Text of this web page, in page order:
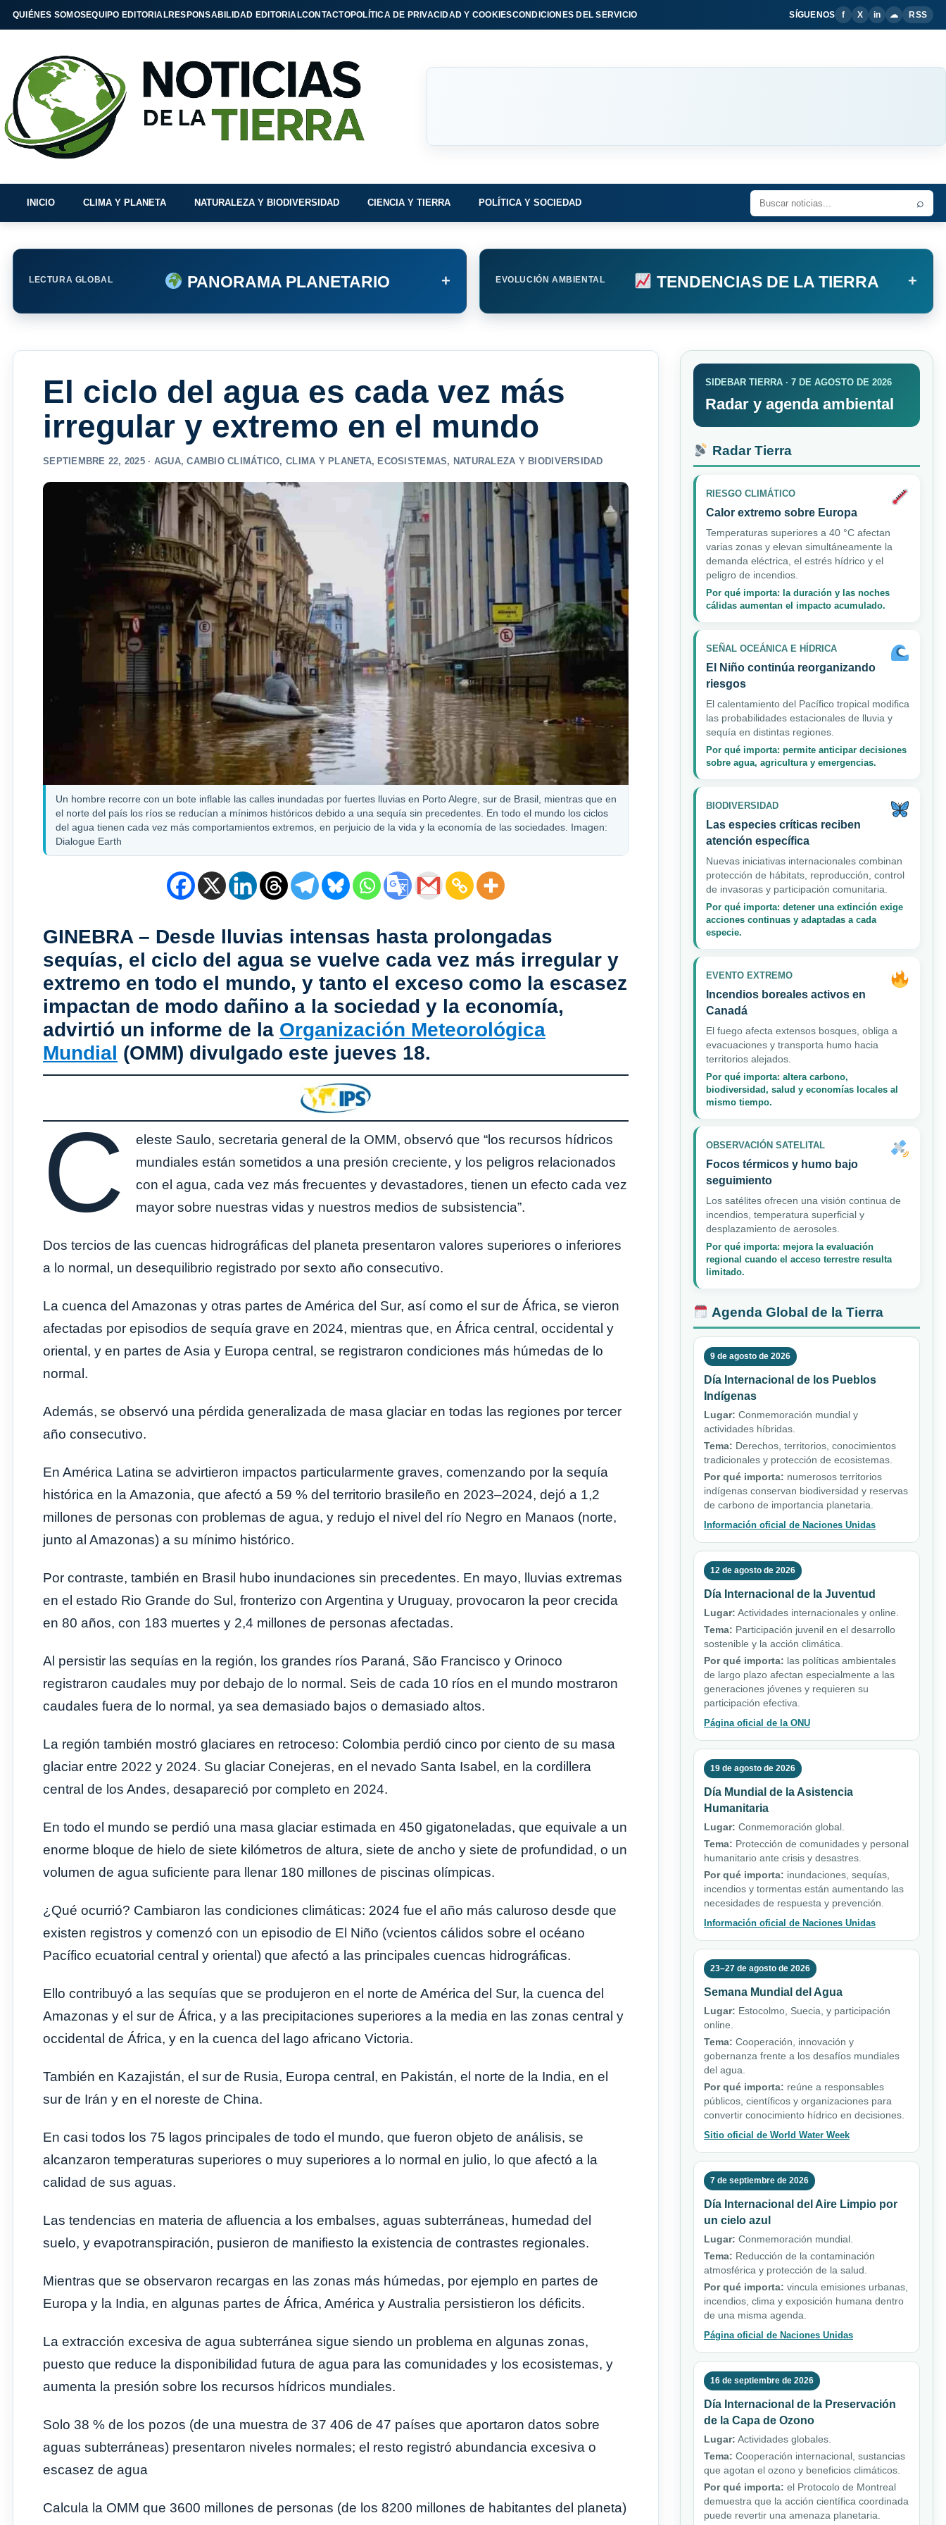
QUIÉNES SOMOSEQUIPO EDITORIALRESPONSABILIDAD EDITORIALCONTACTOPOLÍTICA DE PRIVACIDAD Y COOKIESCONDICIONES DEL SERVICIO SÍGUENOS f X in ☁ RSS
INICIO CLIMA Y PLANETA NATURALEZA Y BIODIVERSIDAD CIENCIA Y TIERRA POLÍTICA Y SOCIEDAD ⌕
LECTURA GLOBAL PANORAMA PLANETARIO + EVOLUCIÓN AMBIENTAL TENDENCIAS DE LA TIERRA +
El ciclo del agua es cada vez más
irregular y extremo en el mundo
SEPTIEMBRE 22, 2025 · AGUA,CAMBIO CLIMÁTICO,CLIMA Y PLANETA, ECOSISTEMAS, NATURALEZA Y BIODIVERSIDAD
Un hombre recorre con un bote inflable las calles inundadas por fuertes lluvias en Porto Alegre, sur de Brasil, mientras que en
el norte del país los ríos se reducían a mínimos históricos debido a una sequía sin precedentes. En todo el mundo los ciclos
del agua tienen cada vez más comportamientos extremos, en perjuicio de la vida y la economía de las sociedades. Imagen:
Dialogue Earth
GINEBRA – Desde lluvias intensas hasta prolongadas
sequías, el ciclo del agua se vuelve cada vez más irregular y
extremo en todo el mundo, y tanto el exceso como la escasez
impactan de modo dañino a la sociedad y la economía,
advirtió un informe de la Organización Meteorológica
Mundial (OMM) divulgado este jueves 18.
C
eleste Saulo, secretaria general de la OMM, observó que “los recursos hídricos
mundiales están sometidos a una presión creciente, y los peligros relacionados
con el agua, cada vez más frecuentes y devastadores, tienen un efecto cada vez
mayor sobre nuestras vidas y nuestros medios de subsistencia”.
Dos tercios de las cuencas hidrográficas del planeta presentaron valores superiores o inferiores
a lo normal, un desequilibrio registrado por sexto año consecutivo.
La cuenca del Amazonas y otras partes de América del Sur, así como el sur de África, se vieron
afectadas por episodios de sequía grave en 2024, mientras que, en África central, occidental y
oriental, y en partes de Asia y Europa central, se registraron condiciones más húmedas de lo
normal.
Además, se observó una pérdida generalizada de masa glaciar en todas las regiones por tercer
año consecutivo.
En América Latina se advirtieron impactos particularmente graves, comenzando por la sequía
histórica en la Amazonia, que afectó a 59 % del territorio brasileño en 2023–2024, dejó a 1,2
millones de personas con problemas de agua, y redujo el nivel del río Negro en Manaos (norte,
junto al Amazonas) a su mínimo histórico.
Por contraste, también en Brasil hubo inundaciones sin precedentes. En mayo, lluvias extremas
en el estado Rio Grande do Sul, fronterizo con Argentina y Uruguay, provocaron la peor crecida
en 80 años, con 183 muertes y 2,4 millones de personas afectadas.
Al persistir las sequías en la región, los grandes ríos Paraná, São Francisco y Orinoco
registraron caudales muy por debajo de lo normal. Seis de cada 10 ríos en el mundo mostraron
caudales fuera de lo normal, ya sea demasiado bajos o demasiado altos.
La región también mostró glaciares en retroceso: Colombia perdió cinco por ciento de su masa
glaciar entre 2022 y 2024. Su glaciar Conejeras, en el nevado Santa Isabel, en la cordillera
central de los Andes, desapareció por completo en 2024.
En todo el mundo se perdió una masa glaciar estimada en 450 gigatoneladas, que equivale a un
enorme bloque de hielo de siete kilómetros de altura, siete de ancho y siete de profundidad, o un
volumen de agua suficiente para llenar 180 millones de piscinas olímpicas.
¿Qué ocurrió? Cambiaron las condiciones climáticas: 2024 fue el año más caluroso desde que
existen registros y comenzó con un episodio de El Niño (vcientos cálidos sobre el océano
Pacífico ecuatorial central y oriental) que afectó a las principales cuencas hidrográficas.
Ello contribuyó a las sequías que se produjeron en el norte de América del Sur, la cuenca del
Amazonas y el sur de África, y a las precipitaciones superiores a la media en las zonas central y
occidental de África, y en la cuenca del lago africano Victoria.
También en Kazajistán, el sur de Rusia, Europa central, en Pakistán, el norte de la India, en el
sur de Irán y en el noreste de China.
En casi todos los 75 lagos principales de todo el mundo, que fueron objeto de análisis, se
alcanzaron temperaturas superiores o muy superiores a lo normal en julio, lo que afectó a la
calidad de sus aguas.
Las tendencias en materia de afluencia a los embalses, aguas subterráneas, humedad del
suelo, y evapotranspiración, pusieron de manifiesto la existencia de contrastes regionales.
Mientras que se observaron recargas en las zonas más húmedas, por ejemplo en partes de
Europa y la India, en algunas partes de África, América y Australia persistieron los déficits.
La extracción excesiva de agua subterránea sigue siendo un problema en algunas zonas,
puesto que reduce la disponibilidad futura de agua para las comunidades y los ecosistemas, y
aumenta la presión sobre los recursos hídricos mundiales.
Solo 38 % de los pozos (de una muestra de 37 406 de 47 países que aportaron datos sobre
aguas subterráneas) presentaron niveles normales; el resto registró abundancia excesiva o
escasez de agua
Calcula la OMM que 3600 millones de personas (de los 8200 millones de habitantes del planeta)
SIDEBAR TIERRA · 7 DE AGOSTO DE 2026
Radar y agenda ambiental
Radar Tierra
RIESGO CLIMÁTICO
Calor extremo sobre Europa
Temperaturas superiores a 40 °C afectan
varias zonas y elevan simultáneamente la
demanda eléctrica, el estrés hídrico y el
peligro de incendios.
Por qué importa: la duración y las noches
cálidas aumentan el impacto acumulado.
SEÑAL OCEÁNICA E HÍDRICA
El Niño continúa reorganizando
riesgos
El calentamiento del Pacífico tropical modifica
las probabilidades estacionales de lluvia y
sequía en distintas regiones.
Por qué importa: permite anticipar decisiones
sobre agua, agricultura y emergencias.
BIODIVERSIDAD
Las especies críticas reciben
atención específica
Nuevas iniciativas internacionales combinan
protección de hábitats, reproducción, control
de invasoras y participación comunitaria.
Por qué importa: detener una extinción exige
acciones continuas y adaptadas a cada
especie.
EVENTO EXTREMO
Incendios boreales activos en
Canadá
El fuego afecta extensos bosques, obliga a
evacuaciones y transporta humo hacia
territorios alejados.
Por qué importa: altera carbono,
biodiversidad, salud y economías locales al
mismo tiempo.
OBSERVACIÓN SATELITAL
Focos térmicos y humo bajo
seguimiento
Los satélites ofrecen una visión continua de
incendios, temperatura superficial y
desplazamiento de aerosoles.
Por qué importa: mejora la evaluación
regional cuando el acceso terrestre resulta
limitado.
Agenda Global de la Tierra
9 de agosto de 2026
Día Internacional de los Pueblos
Indígenas
Lugar: Conmemoración mundial y
actividades híbridas.
Tema: Derechos, territorios, conocimientos
tradicionales y protección de ecosistemas.
Por qué importa: numerosos territorios
indígenas conservan biodiversidad y reservas
de carbono de importancia planetaria.
Información oficial de Naciones Unidas
12 de agosto de 2026
Día Internacional de la Juventud
Lugar: Actividades internacionales y online.
Tema: Participación juvenil en el desarrollo
sostenible y la acción climática.
Por qué importa: las políticas ambientales
de largo plazo afectan especialmente a las
generaciones jóvenes y requieren su
participación efectiva.
Página oficial de la ONU
19 de agosto de 2026
Día Mundial de la Asistencia
Humanitaria
Lugar: Conmemoración global.
Tema: Protección de comunidades y personal
humanitario ante crisis y desastres.
Por qué importa: inundaciones, sequías,
incendios y tormentas están aumentando las
necesidades de respuesta y prevención.
Información oficial de Naciones Unidas
23–27 de agosto de 2026
Semana Mundial del Agua
Lugar: Estocolmo, Suecia, y participación
online.
Tema: Cooperación, innovación y
gobernanza frente a los desafíos mundiales
del agua.
Por qué importa: reúne a responsables
públicos, científicos y organizaciones para
convertir conocimiento hídrico en decisiones.
Sitio oficial de World Water Week
7 de septiembre de 2026
Día Internacional del Aire Limpio por
un cielo azul
Lugar: Conmemoración mundial.
Tema: Reducción de la contaminación
atmosférica y protección de la salud.
Por qué importa: vincula emisiones urbanas,
incendios, clima y exposición humana dentro
de una misma agenda.
Página oficial de Naciones Unidas
16 de septiembre de 2026
Día Internacional de la Preservación
de la Capa de Ozono
Lugar: Actividades globales.
Tema: Cooperación internacional, sustancias
que agotan el ozono y beneficios climáticos.
Por qué importa: el Protocolo de Montreal
demuestra que la acción científica coordinada
puede revertir una amenaza planetaria.